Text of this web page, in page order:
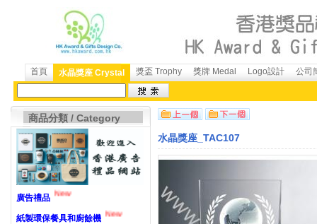
首頁 水晶獎座 Crystal 獎盃 Trophy 獎牌 Medal Logo設計 公司
商品分類 / Category
廣告禮品 New
紙製環保餐具和廚餘機 New
水晶獎座_TAC107